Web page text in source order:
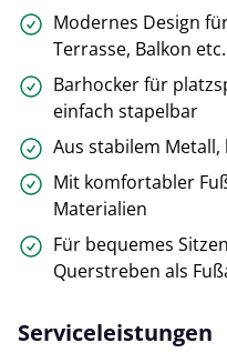
Modernes Design
Terrasse, Balkon etc.
Barhocker für
einfach stapelbar
Aus stabilem
Mit komfortabler
Materialien
Für bequemes
Querstreben als
Serviceleistungen